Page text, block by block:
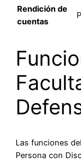
Rendición de
cuentas
Las funciones
Persona con